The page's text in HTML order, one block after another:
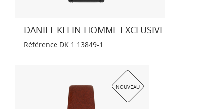
DANIEL KLEIN HOMME EXCLUSIVE
Référence DK.1.13849-1
NOUVEAU